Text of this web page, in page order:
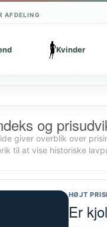
AFDELING
Kvinder
og
giver overblik over
til at vise historiske
HØJT
Er